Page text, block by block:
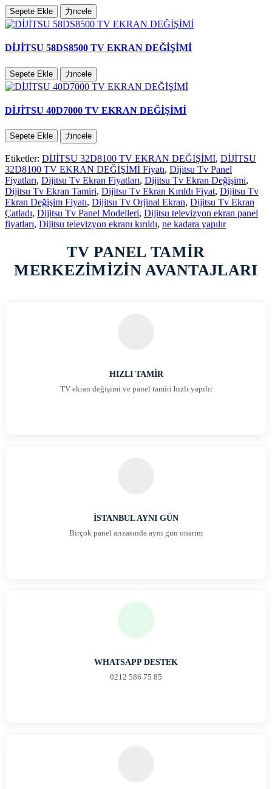
Sepete Ekle 力ncele
DİJİTSU 58DS8500 TV EKRAN DEĞİŞİMİ
Sepete Ekle 力ncele
DİJİTSU 40D7000 TV EKRAN DEĞİŞİMİ
Sepete Ekle 力ncele
Etiketler: DİJİTSU 32D8100 TV EKRAN DEĞİŞİMİ, DİJİTSU
32D8100 TV EKRAN DEĞİŞİMİ Fiyatı, Dijitsu Tv Panel
Fiyatları, Dijitsu Tv Ekran Fiyatları, Dijitsu Tv Ekran Değişimi,
Dijitsu Tv Ekran Tamiri, Dijitsu Tv Ekran Kırıldı Fiyat, Dijitsu Tv
Ekran Değişim Fiyatı, Dijitsu Tv Orjinal Ekran, Dijitsu Tv Ekran
Çatladı, Dijitsu Tv Panel Modelleri, Dijitsu televizyon ekran panel
fiyatları, Dijitsu televizyon ekranı kırıldı, ne kadara yapılır
TV PANEL TAMİR
MERKEZİMİZİN AVANTAJLARI
HIZLI TAMİR
TV ekran değişimi ve panel tamiri hızlı yapılır
İSTANBUL AYNI GÜN
Birçok panel arızasında aynı gün onarım
WHATSAPP DESTEK
0212 586 75 85